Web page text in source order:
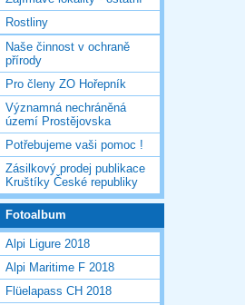
Rostliny
Naše činnost v ochraně
přírody
Pro členy ZO Hořepník
Významná nechráněná
území Prostějovska
Potřebujeme vaši pomoc !
Zásilkový prodej publikace
Kruštíky České republiky
Fotoalbum
Alpi Ligure 2018
Alpi Maritime F 2018
Flüelapass CH 2018